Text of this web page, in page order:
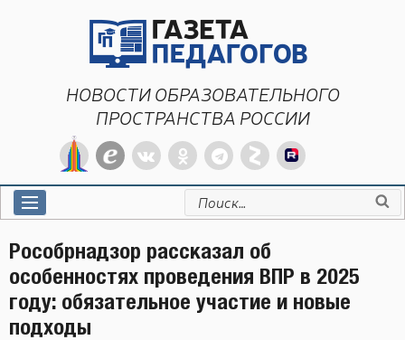
НОВОСТИ ОБРАЗОВАТЕЛЬНОГО
ПРОСТРАНСТВА РОССИИ
Искать:
Рособрнадзор рассказал об
особенностях проведения ВПР в 2025
году: обязательное участие и новые
подходы